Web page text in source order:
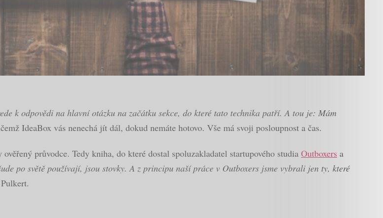
k odpovědi na hlavní otázku na začátku sekce, do které tato technika patří. A tou je: Mám
IdeaBox vás nenechá jít dál, dokud nemáte hotovo. Vše má svoji posloupnost a čas.
průvodce. Tedy kniha, do které dostal spoluzakladatel startupového studia Outboxers a
po světě používají, jsou stovky. A z principu naší práce v Outboxers jsme vybrali jen ty, které